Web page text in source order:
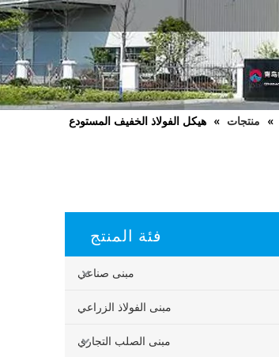
» منتجات » هيكل الفولاذ الخفيف المستودع
فئة المنتج
مبنى صناعي
مبنى الفولاذ الزراعي
مبنى الصلب التجاري